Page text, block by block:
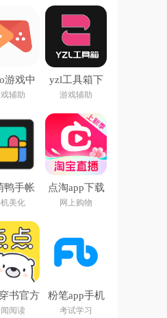
游戏中
最新版
本
辅助
yzl工具箱下
载最新版本
游戏辅助
鸭手帐
app美化
点淘app下载
官方下载
网上购物
书官方
安装
阅读
粉笔app手机
客户端
考试学习